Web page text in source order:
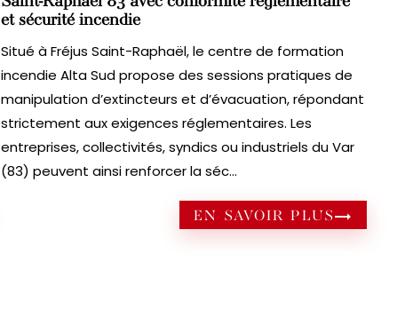
et sécurité incendie
Situé à Fréjus Saint-Raphaël, le centre de formation
incendie Alta Sud propose des sessions pratiques de
manipulation d’extincteurs et d’évacuation, répondant
strictement aux exigences réglementaires. Les
entreprises, collectivités, syndics ou industriels du Var
(83) peuvent ainsi renforcer la séc...
EN SAVOIR PLUS